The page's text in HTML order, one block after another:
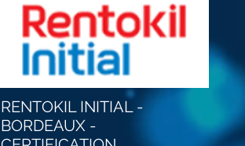
RENTOKIL INITIAL -
BORDEAUX -